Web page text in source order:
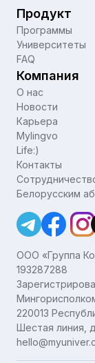
Продукт
Программы
Университеты
FAQ
Компания
О нас
Новости
Карьера
Mylingvo
Life:)
Контакты
Белорусским
ООО «Группа
193287288
220013
Шестая линия,